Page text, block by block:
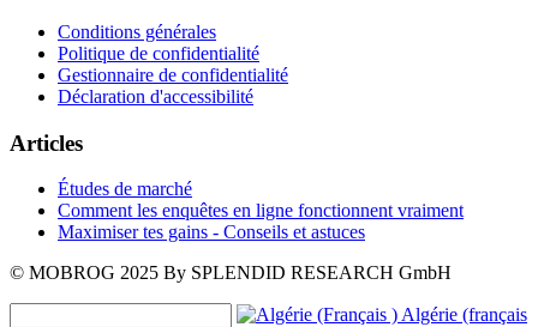
Conditions générales
Politique de confidentialité
Gestionnaire de confidentialité
Déclaration d'accessibilité
Articles
Études de marché
Comment les enquêtes en ligne fonctionnent vraiment
Maximiser tes gains - Conseils et astuces
© MOBROG 2025 By SPLENDID RESEARCH GmbH
Algérie (français